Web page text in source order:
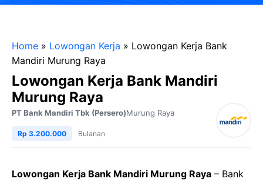
Home » Lowongan Kerja » Lowongan Kerja Bank
Mandiri Murung Raya
Lowongan Kerja Bank Mandiri
Murung Raya
PT Bank Mandiri Tbk (Persero)Murung Raya
Rp 3.200.000 Bulanan
Lowongan Kerja Bank Mandiri Murung Raya – Bank